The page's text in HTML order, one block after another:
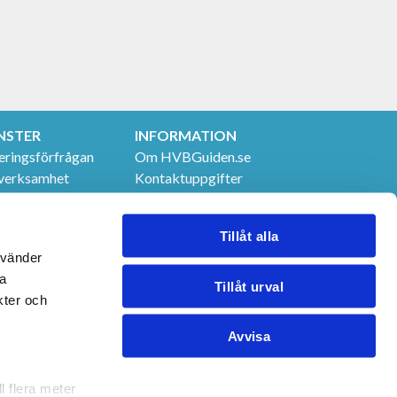
och
flera meter
Tillåt alla
Tillåt urval
Avvisa
INFORMATION
Om HVBGuiden.se
Kontaktuppgifter